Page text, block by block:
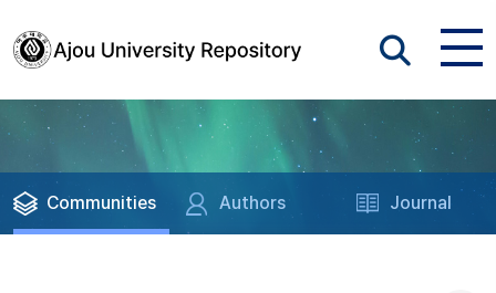
Communities Authors Journal